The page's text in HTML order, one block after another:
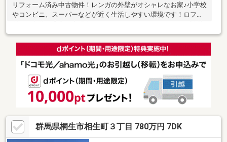
リフォーム済み中古物件！レンガの外壁がオシャレなお家♪小学校
やコンビニ、スーパーなどが近く生活しやすい環境です！ロフト
も充実♪
群馬県桐生市相生町３丁目 780万円 7DK